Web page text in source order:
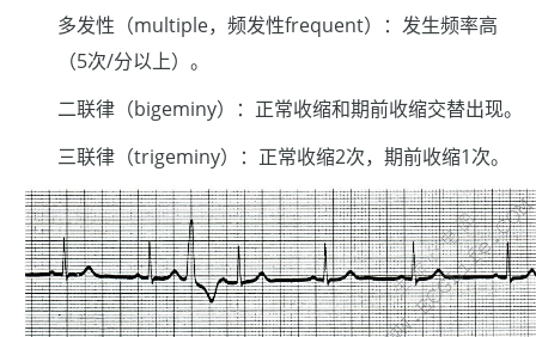
多发性（multiple，频发性frequent）：发生频率高
（5次/分以上）。
二联律（bigeminy）：正常收缩和期前收缩交替出现。
三联律（trigeminy）：正常收缩2次，期前收缩1次。